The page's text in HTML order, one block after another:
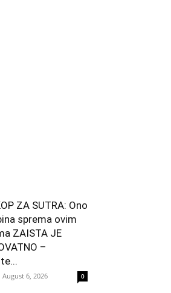
ZA SUTRA: Ono
sprema ovim
ZAISTA JE
–
August 6, 2026 0